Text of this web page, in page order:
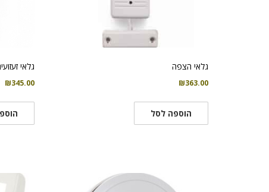
גלאי הצפה
₪363.00
הוספה לסל
גלאי
₪345.00